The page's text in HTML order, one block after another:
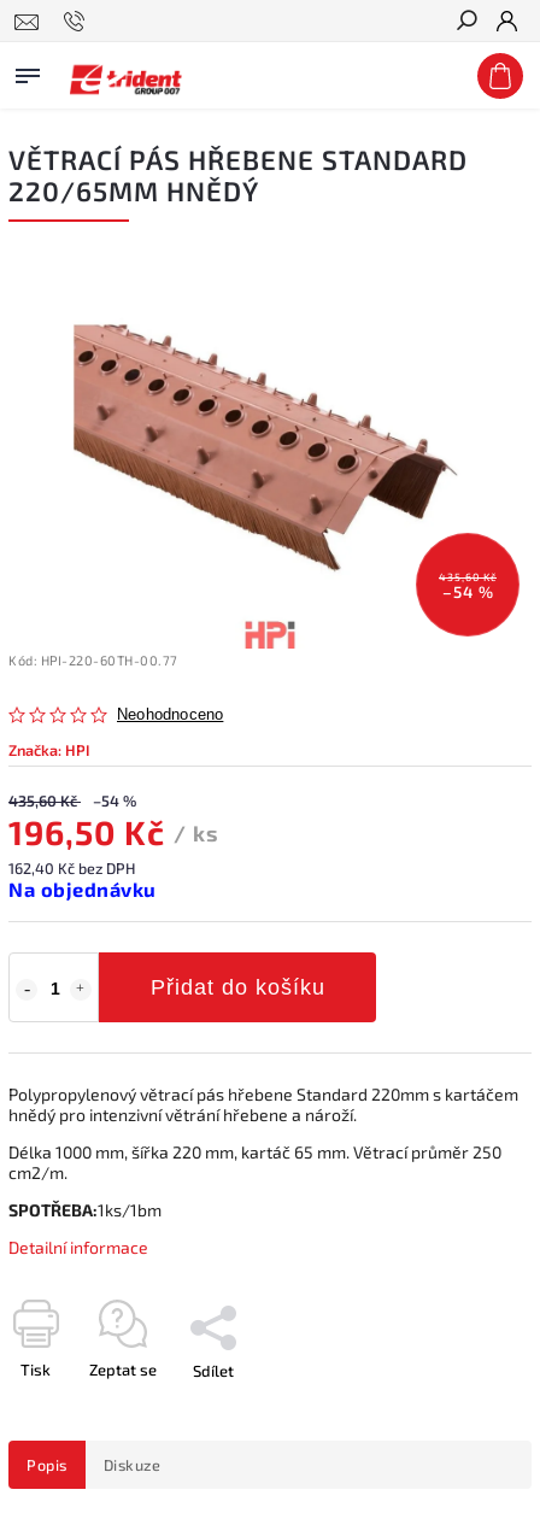
Hledat
VĚTRACÍ PÁS HŘEBENE STANDARD
220/65MM HNĚDÝ
435,60 Kč
–54 %
Kód: HPI-220-60TH-00.77
Neohodnoceno
Značka: HPI
435,60 Kč –54 %
196,50 Kč / ks
162,40 Kč bez DPH
Na objednávku
Přidat do košíku
Polypropylenový větrací pás hřebene Standard 220mm s kartáčem
hnědý pro intenzivní větrání hřebene a nároží.
Délka 1000 mm, šířka 220 mm, kartáč 65 mm. Větrací průměr 250
cm2/m.
SPOTŘEBA:1ks/1bm
Detailní informace
Tisk Zeptat se Sdílet
Popis Diskuze